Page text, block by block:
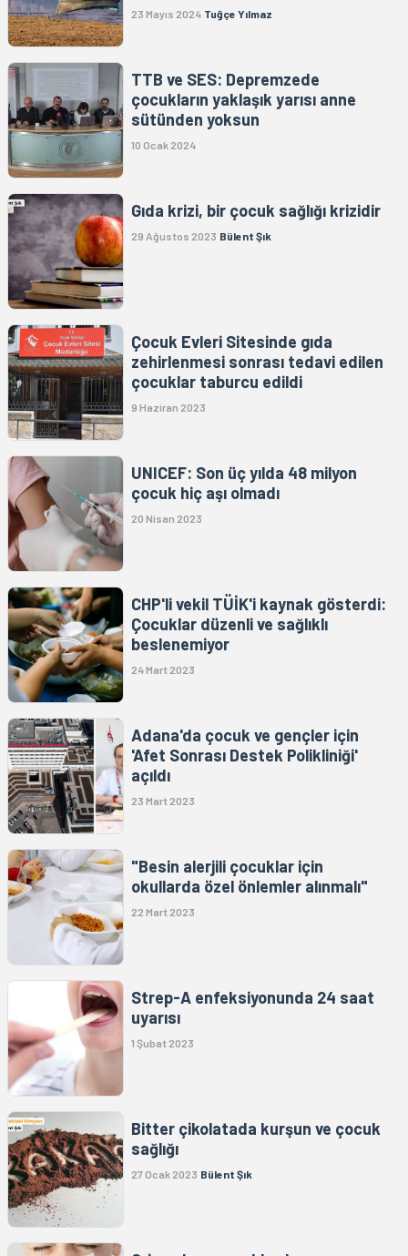
23 Mayıs 2024 Tuğçe Yılmaz
TTB ve SES: Depremzede
çocukların yaklaşık yarısı anne
sütünden yoksun
10 Ocak 2024
Gıda krizi, bir çocuk sağlığı krizidir
29 Ağustos 2023 Bülent Şık
Çocuk Evleri Sitesinde gıda
zehirlenmesi sonrası tedavi edilen
çocuklar taburcu edildi
9 Haziran 2023
UNICEF: Son üç yılda 48 milyon
çocuk hiç aşı olmadı
20 Nisan 2023
CHP'li vekil TÜİK'i kaynak gösterdi:
Çocuklar düzenli ve sağlıklı
beslenemiyor
24 Mart 2023
Adana'da çocuk ve gençler için
'Afet Sonrası Destek Polikliniği'
açıldı
23 Mart 2023
"Besin alerjili çocuklar için
okullarda özel önlemler alınmalı"
22 Mart 2023
Strep-A enfeksiyonunda 24 saat
uyarısı
1 Şubat 2023
Bitter çikolatada kurşun ve çocuk
sağlığı
27 Ocak 2023 Bülent Şık